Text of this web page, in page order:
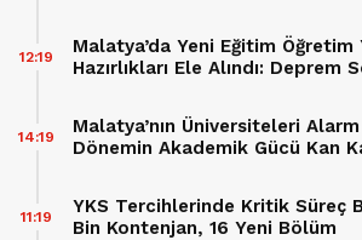
Malatya’da Yeni Eğitim Öğretim
Hazırlıkları Ele Alındı: Deprem
12:19
Malatya’nın Üniversiteleri
Dönemin Akademik Gücü Kan
14:19
YKS Tercihlerinde Kritik Süreç
Bin Kontenjan, 16 Yeni Bölüm
11:19